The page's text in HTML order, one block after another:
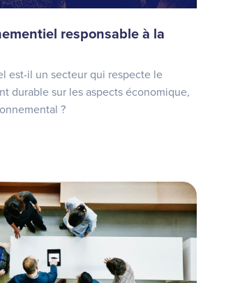
responsable à la
est-il un secteur qui respecte le
durable sur les aspects économique,
?